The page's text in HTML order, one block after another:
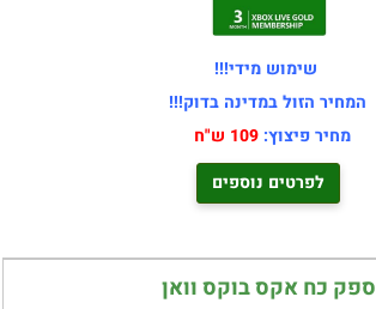
שימוש מידי!!!
המחיר הזול במדינה בדוק!!!
מחיר פיצוץ: 109 ש"ח
לפרטים נוספים
ספק כח אקס בוקס וואן